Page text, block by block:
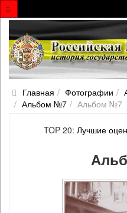
Главная Фотографии
Альбом №7
Альбом №7
TOP 20: Лучшие